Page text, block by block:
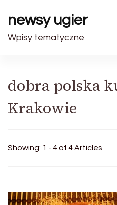
newsy ugier
Wpisy tematyczne
dobra polska
Krakowie
Showing: 1 - 4 of 4 Articles